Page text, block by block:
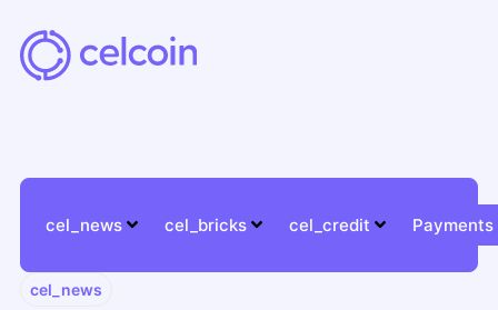
cel_news cel_bricks cel_credit Payments
cel_news